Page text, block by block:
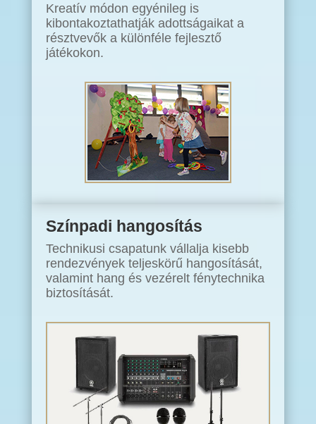
Kreatív módon egyénileg is
kibontakoztathatják adottságaikat a
résztvevők a különféle fejlesztő
játékokon.
Színpadi hangosítás
Technikusi csapatunk vállalja kisebb
rendezvények teljeskörű hangosítását,
valamint hang és vezérelt fénytechnika
biztosítását.